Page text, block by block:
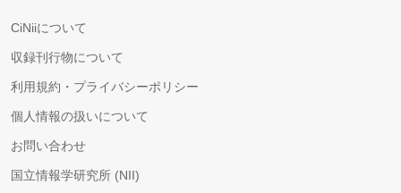
CiNiiについて
収録刊行物について
利用規約・プライバシーポリシー
個人情報の扱いについて
お問い合わせ
国立情報学研究所 (NII)